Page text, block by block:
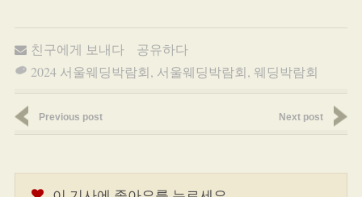
친구에게 보내다
공유하다
2024 서울웨딩박람회, 서울웨딩박람회, 웨딩박람회
Previous post Next post